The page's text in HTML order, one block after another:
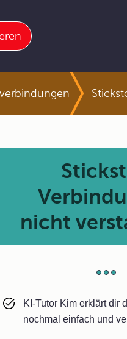
nicht
KI-Tutor Kim erklärt dir
nochmal einfach und